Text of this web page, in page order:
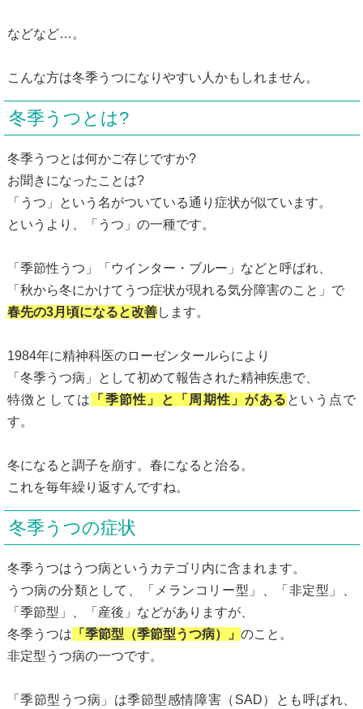
などなど…。
こんな方は冬季うつになりやすい人かもしれません。
冬季うつとは?
冬季うつとは何かご存じですか?
お聞きになったことは?
「うつ」という名がついている通り症状が似ています。
というより、「うつ」の一種です。
「季節性うつ」「ウインター・ブルー」などと呼ばれ、
「秋から冬にかけてうつ症状が現れる気分障害のこと」で
春先の3月頃になると改善します。
1984年に精神科医のローゼンタールらにより
「冬季うつ病」として初めて報告された精神疾患で、
特徴としては
「季節性」と「周期性」がある という点で
す。
冬になると調子を崩す。春になると治る。
これを毎年繰り返すんですね。
冬季うつの症状
冬季うつはうつ病というカテゴリ内に含まれます。
うつ病の分類として、「メランコリー型」、「非定型」、
「季節型」、「産後」などがありますが、
冬季うつは 「季節型（季節型うつ病）」 のこと。
非定型うつ病の一つです。
「季節型うつ病」は季節型感情障害（SAD）とも呼ばれ、